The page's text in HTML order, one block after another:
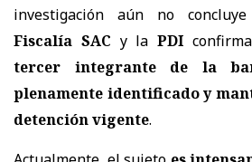
investigación aún no
Fiscalía SAC y la PDI
tercer integrante de la
plenamente identificado y
detención vigente.